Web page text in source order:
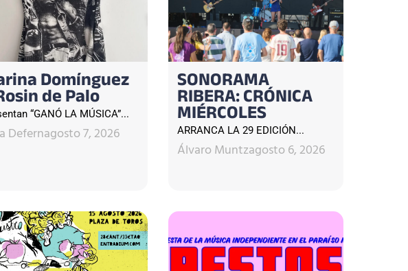
Domínguez
de Palo
“GANÓ LA MÚSICA”...
Defernagosto 7, 2026
SONORAMA
RIBERA: CRÓNICA
MIÉRCOLES
ARRANCA LA 29 EDICIÓN...
Álvaro Muntzagosto 6, 2026